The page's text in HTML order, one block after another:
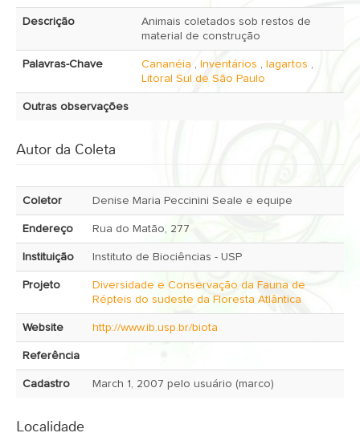
Estatísticas
Login
Descrição
Animais coletados sob restos de
material de construção
Palavras-Chave Cananéia , Inventários , lagartos ,
Litoral Sul de São Paulo
Outras observações
Autor da Coleta
Coletor Denise Maria Peccinini Seale e equipe
Endereço Rua do Matão, 277
Instituição Instituto de Biociências - USP
Projeto
Diversidade e Conservação da Fauna de
Répteis do sudeste da Floresta Atlântica
Website http://www.ib.usp.br/biota
Referência
Cadastro March 1, 2007 pelo usuário (marco)
Localidade